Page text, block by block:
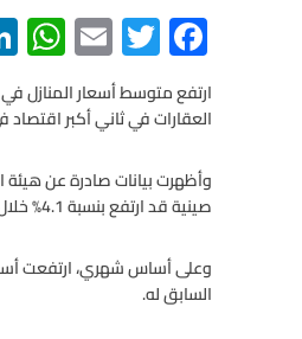
F
ac
e
o
o
k
T
wi
tt
er
E
m
ail
h
A
p
p
ارتفع متوسط أسعار المنازل
العقارات في ثاني أكبر اقتصاد
صينية قد ارتفع بنسبة 4.1% خلال أبريل/نيسان على أساس سنوي، مقابل زيادة بلغت 2.9% في مارس/آذار السابق له.
السابق له.